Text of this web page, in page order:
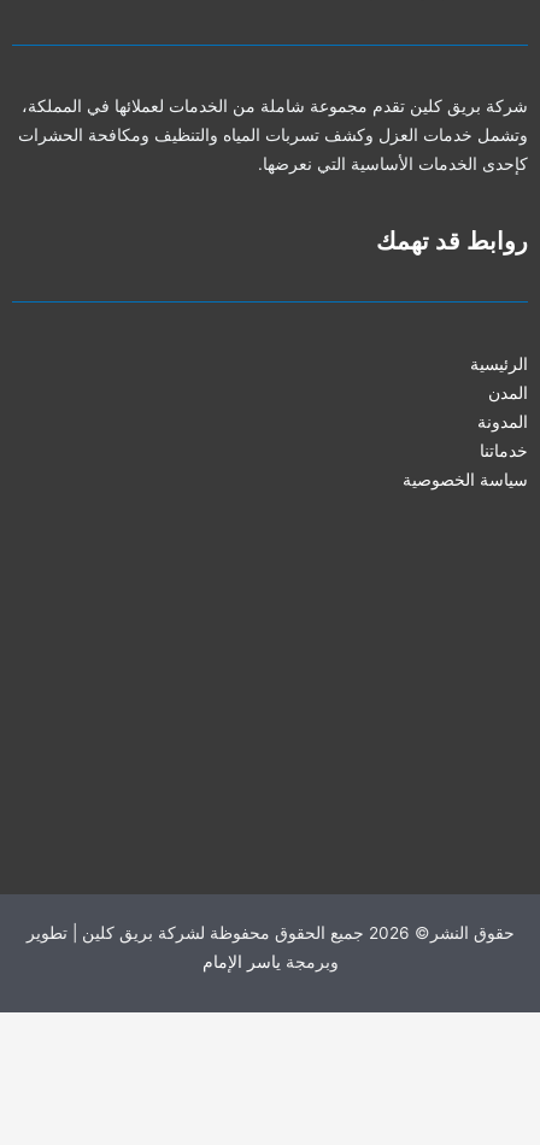
شركة بريق كلين تقدم مجموعة شاملة من الخدمات لعملائها في المملكة،
وتشمل خدمات العزل وكشف تسربات المياه والتنظيف ومكافحة الحشرات
كإحدى الخدمات الأساسية التي نعرضها.
روابط قد تهمك
الرئيسية
المدن
المدونة
خدماتنا
سياسة الخصوصية
حقوق النشر© 2026 جميع الحقوق محفوظة لشركة بريق كلين | تطوير
وبرمجة ياسر الإمام